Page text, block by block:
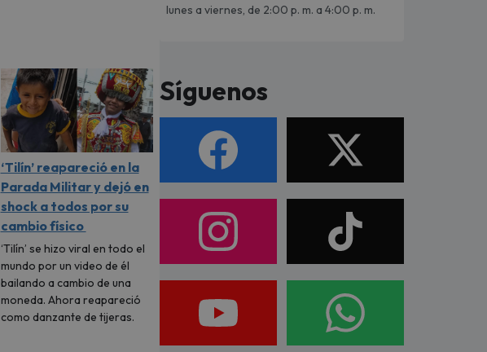
‘Tilín’ reapareció en la
Parada Militar y dejó en
shock a todos por su
cambio físico
‘Tilín’ se hizo viral en todo el
mundo por un video de él
bailando a cambio de una
moneda. Ahora reapareció
como danzante de tijeras.
lunes a viernes, de 2:00 p. m. a 4:00 p. m.
Síguenos